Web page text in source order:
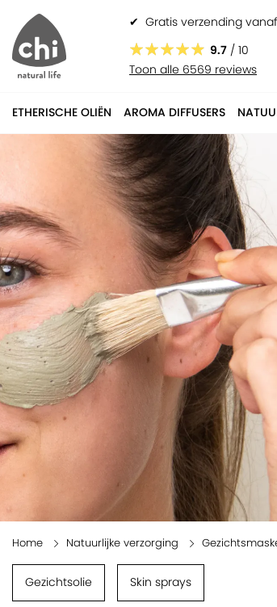
✔ Gratis verzending
9.7 / 10
Toon alle 6569 reviews
ETHERISCHE OLIËN AROMA DIFFUSERS
Home Natuurlijke verzorging
Gezichtsolie Skin sprays